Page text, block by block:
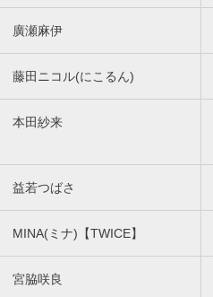
廣瀬麻伊
藤田ニコル(にこるん)
本田紗来
益若つばさ
MINA(ミナ)【TWICE】
宮脇咲良